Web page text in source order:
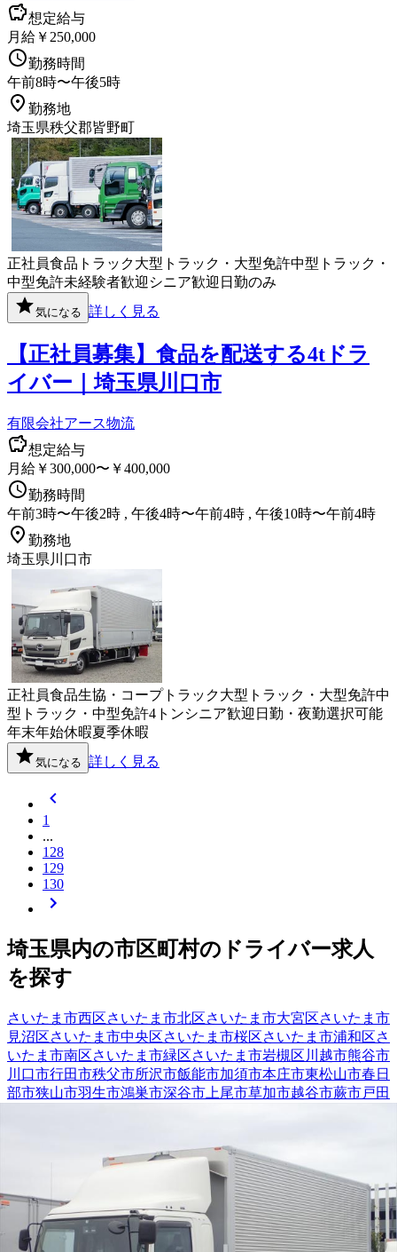
想定給与
月給￥250,000
勤務時間
午前8時〜午後5時
勤務地
埼玉県秩父郡皆野町
正社員食品 トラック大型トラック・大型免許中型トラック・
中型免許未経験者歓迎 シニア歓迎 日勤のみ
気になる 詳しく見る
【正社員募集】食品を配送する4tドラ
イバー｜埼玉県川口市
有限会社アース物流
想定給与
月給￥300,000〜￥400,000
勤務時間
午前3時〜午後2時 , 午後4時〜午前4時 , 午後10時〜午前4時
勤務地
埼玉県川口市
正社員食品生協・コープトラック大型トラック・大型免許中
型トラック・中型免許4トンシニア歓迎 日勤・夜勤選択可能
年末年始休暇夏季休暇
気になる 詳しく見る
1
...
128
129
130
埼玉県内の市区町村の ドライバー求人
を探す
さいたま市西区さいたま市北区さいたま市大宮区さいたま市
見沼区さいたま市中央区さいたま市桜区さいたま市浦和区さ
いたま市南区さいたま市緑区さいたま市岩槻区 川越市熊谷市
川口市行田市秩父市所沢市飯能市加須市本庄市東松山市春日
部市狭山市羽生市鴻巣市深谷市 上尾市草加市越谷市蕨市戸田
北足立郡伊奈町入間郡三芳町
入間郡越生町比企郡滑川町 比企郡嵐山町比企郡小川町
比企郡ときがわ町秩父郡横瀬町秩父郡
皆野町秩父郡小鹿野町 児玉郡美里町 児玉郡神川町児玉郡上里
大里郡寄居町南埼玉郡宮代町北葛飾郡杉戸町北葛飾郡松伏
町